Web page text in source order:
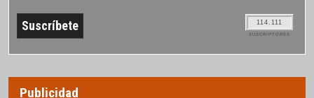
114.111
SUSCRIPTORES
Publicidad